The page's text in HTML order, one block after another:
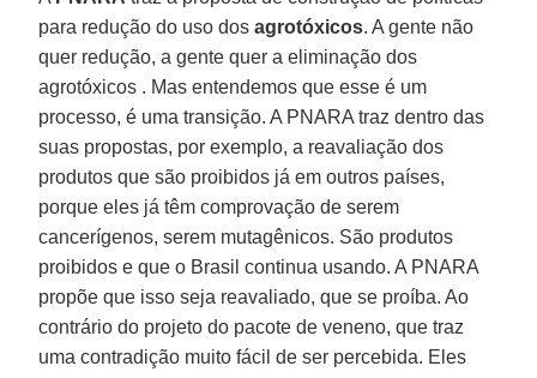
para redução do uso dosagrotóxicos. A gente não
quer redução, a gente quer a eliminação dos
agrotóxicos . Mas entendemos que esse é um
processo, é uma transição. A PNARA traz dentro das
suas propostas, por exemplo, a reavaliação dos
produtos que são proibidos já em outros países,
porque eles já têm comprovação de serem
cancerígenos, serem mutagênicos. São produtos
proibidos e que o Brasil continua usando. A PNARA
propõe que isso seja reavaliado, que se proíba. Ao
contrário do projeto do pacote de veneno, que traz
uma contradição muito fácil de ser percebida. Eles